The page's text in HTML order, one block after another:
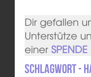
Dir gefallen
Unterstütze
einer SPENDE
Schlagwort -